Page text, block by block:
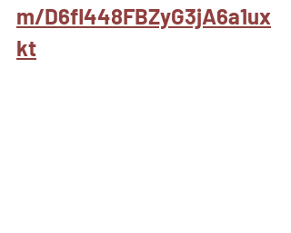
m/D6fl448FBZyG3jA6a1ux
kt